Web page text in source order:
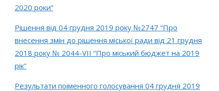
2020 роки”
Рішення від 04 грудня 2019 року №2747 “Про
внесення змін до рішення міської ради від 21 грудня
2018 року № 2044-VIІ “Про міський бюджет на 2019
рік”
Результати поіменного голосування 04 грудня 2019